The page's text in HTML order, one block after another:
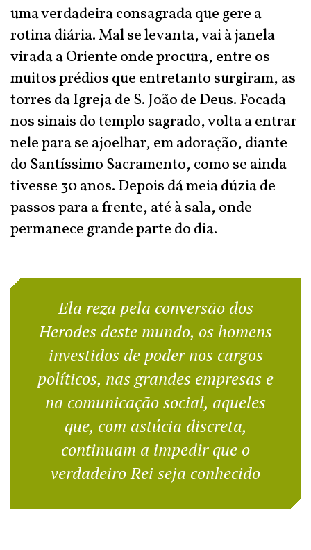
uma verdadeira consagrada que gere a
rotina diária. Mal se levanta, vai à janela
virada a Oriente onde procura, entre os
muitos prédios que entretanto surgiram, as
torres da Igreja de S. João de Deus. Focada
nos sinais do templo sagrado, volta a entrar
nele para se ajoelhar, em adoração, diante
do Santíssimo Sacramento, como se ainda
tivesse 30 anos. Depois dá meia dúzia de
passos para a frente, até à sala, onde
permanece grande parte do dia.
Ela reza pela conversão dos
Herodes deste mundo, os homens
investidos de poder nos cargos
políticos, nas grandes empresas e
na comunicação social, aqueles
que, com astúcia discreta,
continuam a impedir que o
verdadeiro Rei seja conhecido